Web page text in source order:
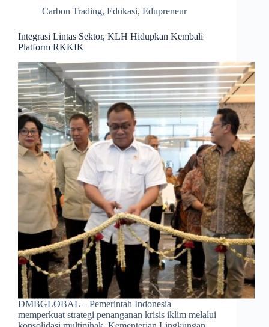
Carbon Trading, Edukasi, Edupreneur
Integrasi Lintas Sektor, KLH Hidupkan Kembali
Platform RKKIK
DMBGLOBAL – Pemerintah Indonesia
memperkuat strategi penanganan krisis iklim melalui